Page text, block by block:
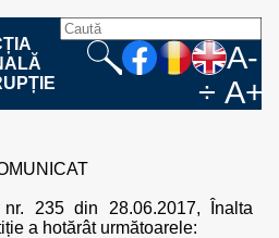
A-
÷ A+
235 din 28.06.2017, Înalta
a hotărât următoarele: